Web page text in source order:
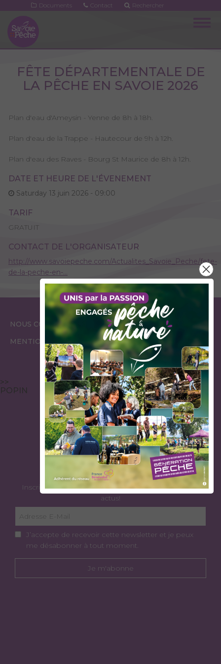
contenu
principal
Documents Contact Rechercher
>>
POPIN
FÊTE DÉPARTEMENTALE DE
LA PÊCHE EN SAVOIE 2026
Plan d'eau d'Ameysin - Yenne de 8h à 18h.
Plan d'eau de la Trappe - Hautecour de 9h à 12h.
Plan d'eau des Raves - Bourg St Maurice de 8h à 12h.
DATE ET HEURE DE L'ÉVENEMENT
Saturday 13 juin 2026 - 09:00
TARIF
GRATUIT
CONTACT DE L'ORGANISATEUR
http://www.savoiepeche.com/Actualites_Savoie_Peche/fete-
de-la-peche-en-…
NOUS CONTACTER
MENTIONS LÉGALES
ESPACE
GARDES PÊCHE
ESPACE
ÉLUS
ABONNEZ-VOUS À NOTRE
NEWSLETTER
Inscrivez-vous à notre liste pour recevoir toutes nos
actus!
J’accepte de recevoir cette newsletter et je peux
me désabonner à tout moment.
Je m'abonne